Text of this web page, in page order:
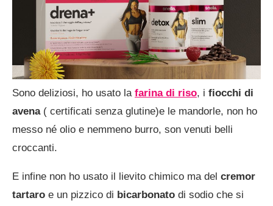
Sono deliziosi, ho usato la farina di riso, i fiocchi di
avena( certificati senza glutine)e le mandorle, non ho
messo né olio e nemmeno burro, son venuti belli
croccanti.
E infine non ho usato il lievito chimico ma del cremor
tartaro e un pizzico di bicarbonato di sodio che si